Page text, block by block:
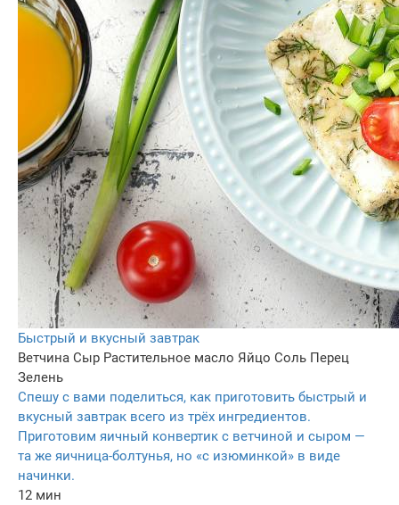
Быстрый и вкусный завтрак
Ветчина Сыр Растительное масло Яйцо Соль Перец
Зелень
Спешу с вами поделиться, как приготовить быстрый и
вкусный завтрак всего из трёх ингредиентов.
Приготовим яичный конвертик с ветчиной и сыром —
та же яичница-болтунья, но «с изюминкой» в виде
начинки.
12 мин